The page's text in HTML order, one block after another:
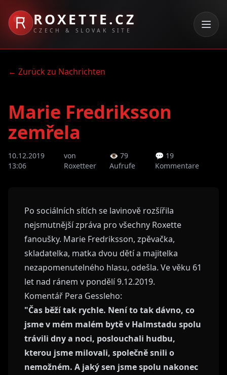
ROXETTE.CZ
CZECH & SLOVAK SITE
← Zurück zu Nachrichten
Marie Fredriksson
zemřela
10.12.2019
13:06
von
Roxetteer
👁 79
Aufrufe
💬 19
Kommentare
Po sociálních sítích se lavinově rozšířila
nejsmutnější zpráva pro všechny Roxette
fanoušky. Marie Fredriksson, zpěvačka,
skladatelka, matka dvou dětí a majitelka
nezapomenutelného hlasu, odešla. Ve věku 61
let nad ránem v pondělí 9.12.2019.
Komentář Pera Gessleho:
"Čas běží tak rychle. Není to tak dávno, co
jsme v mém malém bytě v Halmstadu spolu
trávili dny a noci, poslouchali hudbu,
kterou jsme milovali, společně snili o
nemožném. A jaký sen jsme spolu nakonec